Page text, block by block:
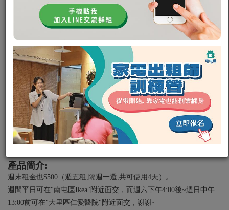
IRIS OHYAMA RNS-P10
吸塵器 暫停出租
陳怡君
租金: 平日 500 （週二租週五還，共可使用四天）/
週末 700（週六租隔週一還，共可使用三天）
押金: 2000元
暫停出租 私訊電租公
產品簡介:
週末租金也$500（週五租,隔週一還,共可使用4天）。
週間平日可在"南屯區Ikea"附近面交，而週六下午4:00後~週日中午
13:00前可在"大里區仁愛醫院"附近面交，謝謝~